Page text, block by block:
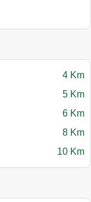
4 Km
5 Km
6 Km
8 Km
10 Km